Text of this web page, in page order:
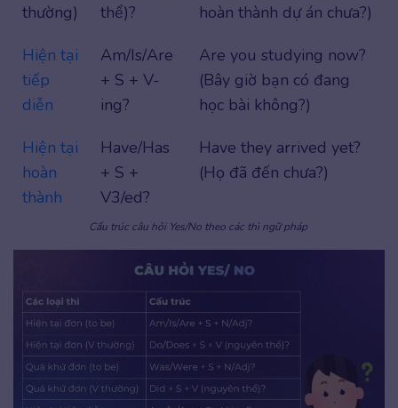
thường)
thể)?
hoàn thành dự án chưa?)
Hiện tại
tiếp
diễn
Am/Is/Are
+ S + V-
ing?
Are you studying now?
(Bây giờ bạn có đang
học bài không?)
Hiện tại
hoàn
thành
Have/Has
+ S +
V3/ed?
Have they arrived yet?
(Họ đã đến chưa?)
Cấu trúc câu hỏi Yes/No theo các thì ngữ pháp